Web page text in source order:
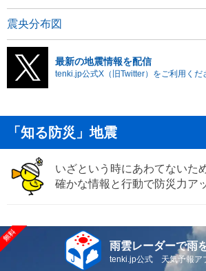
震央分布図
最新の地震情報を配信
tenki.jp公式X（旧Twitter）をご利用くだ
「知る防災」地震
いざという時にあわてないた
確かな情報と行動で防災力ア
雨雲レーダーで雨
tenki.jp公式 天気予報ア